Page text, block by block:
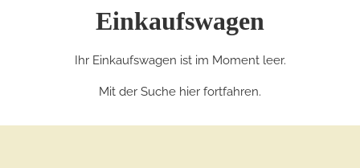
Einkaufswagen
Ihr Einkaufswagen ist im Moment leer.
Mit der Suche hier fortfahren.